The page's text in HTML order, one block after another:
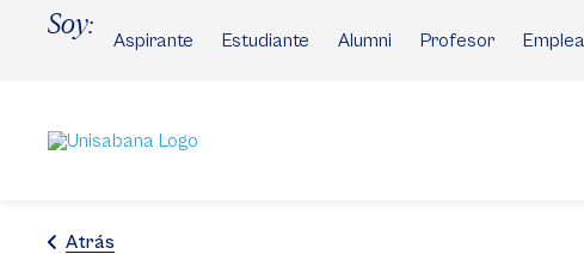
Soy:
Aspirante Estudiante Alumni Profesor
Atrás